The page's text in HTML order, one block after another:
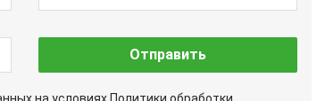
Отправить
на условияхПолитики обработки